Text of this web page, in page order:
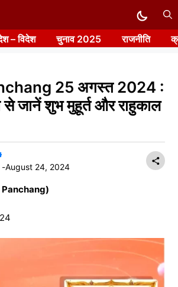
– विदेश चुनाव 2025 राजनीति
25 अगस्त 2024 :
जानें शुभ मुहूर्त और राहुकाल
-August 24, 2024
Panchang)